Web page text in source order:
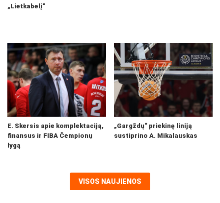
„Lietkabelį“
E. Skersis apie komplektaciją,
finansus ir FIBA Čempionų
lygą
„Gargždų“ priekinę liniją
sustiprino A. Mikalauskas
VISOS NAUJIENOS